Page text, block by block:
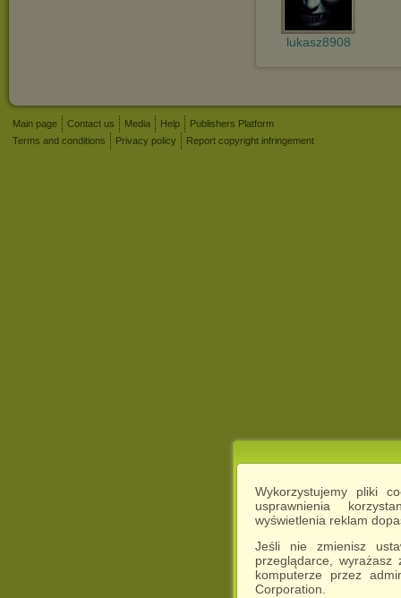
Wykorzystujemy pliki
usprawnienia
wyświetlenia reklam
Jeśli nie zmienisz
przeglądarce,
komputerze przez
Corporation.
lukasz8908
Main page Contact us Media Help
Publishers Platform
Terms and conditions
Privacy policy Report copyright infringement